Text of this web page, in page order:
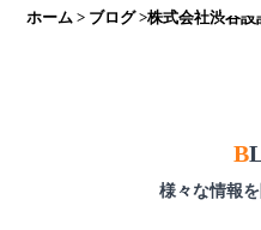
ホーム > ブログ>株式会社渋谷設
B
様々な情報